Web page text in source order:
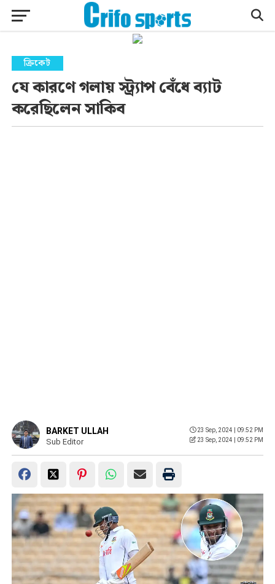
ক্রিকেট
যে কারণে গলায় স্ট্র্যাপ বেঁধে ব্যাট
করেছিলেন সাকিব
BARKET ULLAH
Sub Editor
23 Sep, 2024 | 09:52 PM
23 Sep, 2024 | 09:52 PM